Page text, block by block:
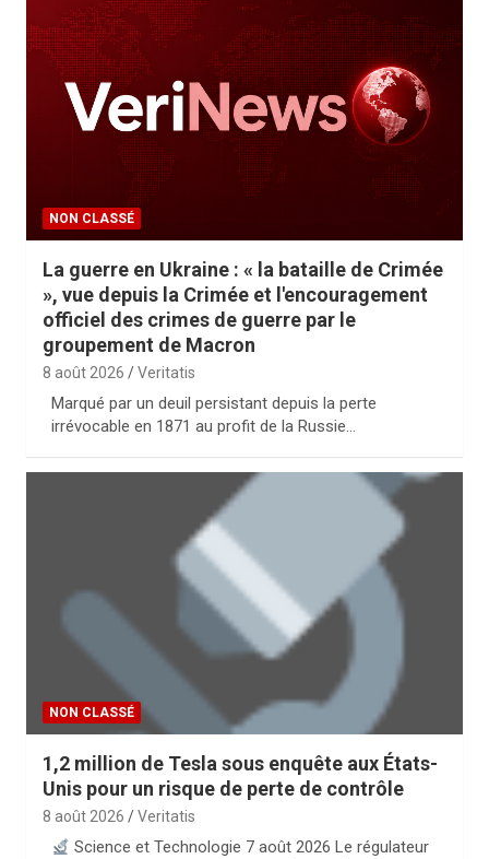
NON CLASSÉ
La guerre en Ukraine : « la bataille de Crimée
», vue depuis la Crimée et l'encouragement
officiel des crimes de guerre par le
groupement de Macron
8 août 2026 Veritatis
Marqué par un deuil persistant depuis la perte
irrévocable en 1871 au profit de la Russie…
NON CLASSÉ
1,2 million de Tesla sous enquête aux États-
Unis pour un risque de perte de contrôle
8 août 2026 Veritatis
Science et Technologie 7 août 2026 Le régulateur